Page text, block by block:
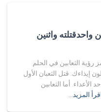
واثنين
رؤية الثعابين في الحلم
إيذاءك. قتل الثعبان الأول
أما الثعابين
المزيد…